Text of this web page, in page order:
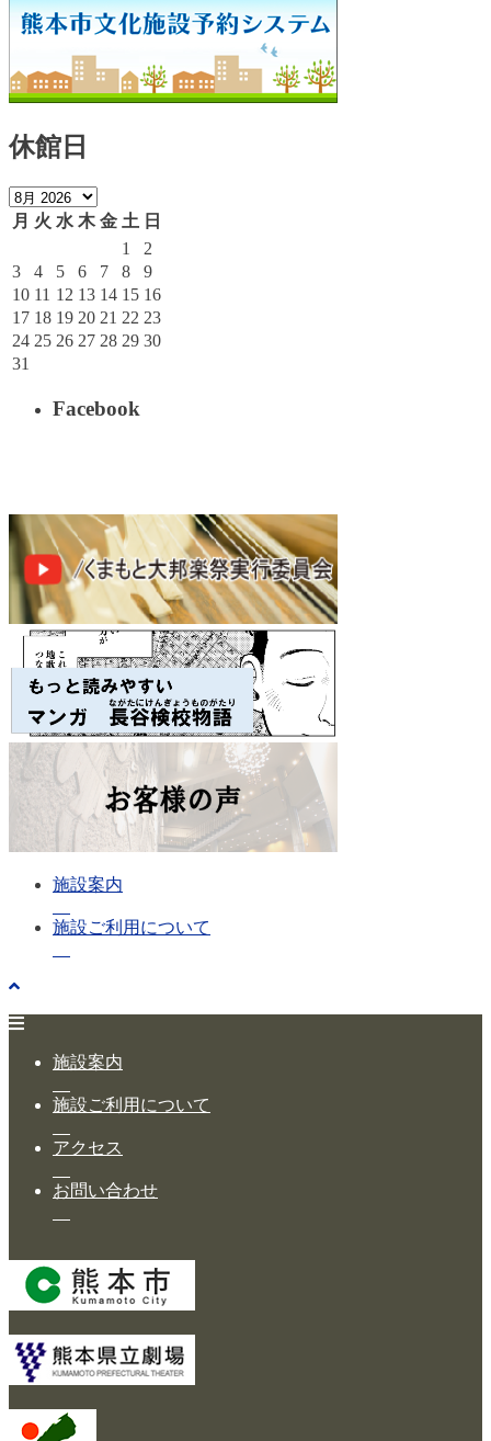
休館日
月 火 水 木 金 土 日
1
2
3
4 5 6 7 8
9
10 11 12 13 14 15 16
17 18 19 20 21 22 23
24 25 26 27 28 29 30
31
Facebook
施設案内
施設ご利用について
施設案内
施設ご利用について
アクセス
お問い合わせ